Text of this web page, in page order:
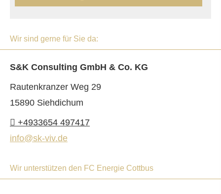
Wir sind gerne für Sie da:
S&K Consulting GmbH & Co. KG
Rautenkranzer Weg 29
15890 Siehdichum
+4933654 497417
info@sk-viv.de
Wir unterstützen den FC Energie Cottbus